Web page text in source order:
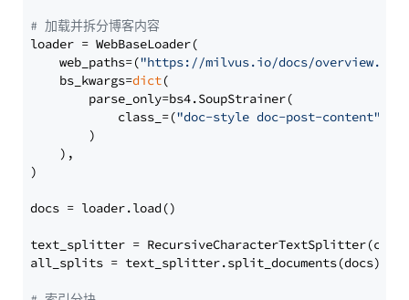
# 加载并拆分博客内容
loader = WebBaseLoader(
    web_paths=(
"https://milvus.io/docs/overview.md"
    bs_kwargs=
dict(
        parse_only=bs4.SoupStrainer(
            class_=(
"doc-style doc-post-content"
        )
    ),
)
docs = loader.load()
text_splitter =
all_splits = text_splitter.split_documents(docs)